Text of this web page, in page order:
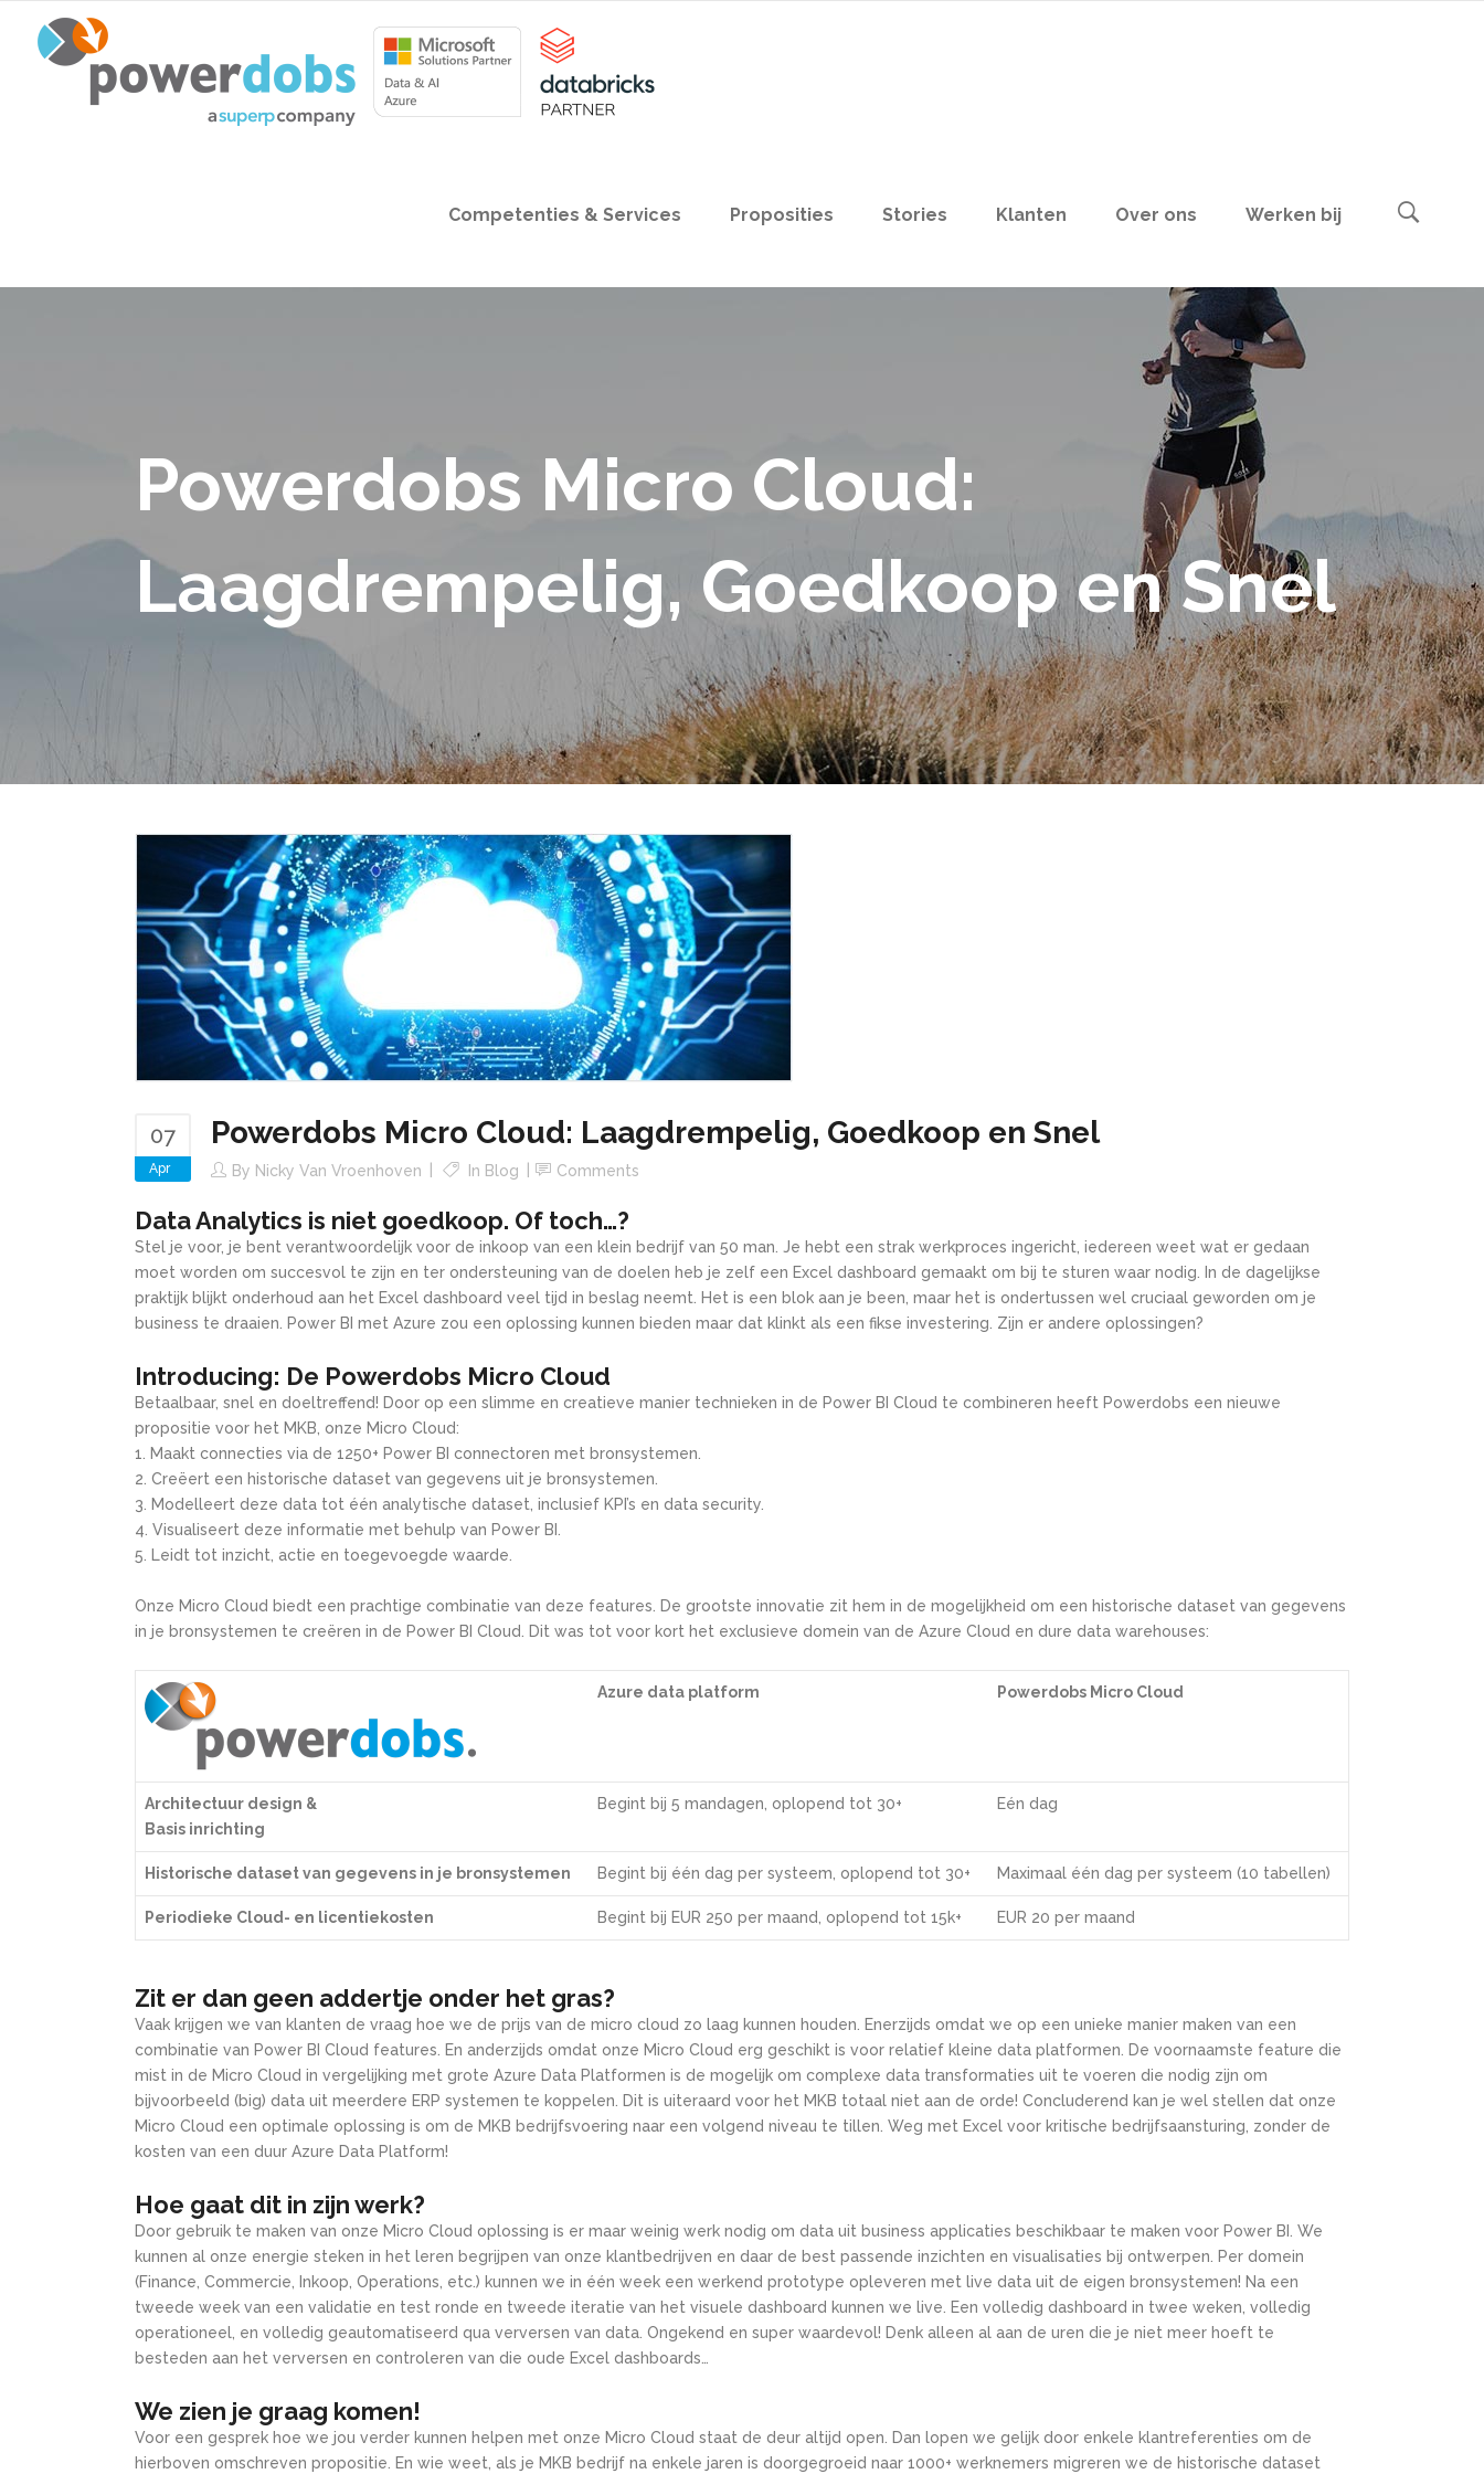
Competenties & Services Proposities Stories Klanten Over ons Werken bij
Powerdobs Micro Cloud:
Laagdrempelig, Goedkoop en Snel
07
Apr
Powerdobs Micro Cloud: Laagdrempelig, Goedkoop en Snel
By Nicky Van Vroenhoven In Blog Comments
Data Analytics is niet goedkoop. Of toch…?
Stel je voor, je bent verantwoordelijk voor de inkoop van een klein bedrijf van 50 man. Je hebt een strak werkproces ingericht, iedereen weet wat er gedaan
moet worden om succesvol te zijn en ter ondersteuning van de doelen heb je zelf een Excel dashboard gemaakt om bij te sturen waar nodig. In de dagelijkse
praktijk blijkt onderhoud aan het Excel dashboard veel tijd in beslag neemt. Het is een blok aan je been, maar het is ondertussen wel cruciaal geworden om je
business te draaien. Power BI met Azure zou een oplossing kunnen bieden maar dat klinkt als een fikse investering. Zijn er andere oplossingen?
Introducing: De Powerdobs Micro Cloud
Betaalbaar, snel en doeltreffend! Door op een slimme en creatieve manier technieken in de Power BI Cloud te combineren heeft Powerdobs een nieuwe
propositie voor het MKB, onze Micro Cloud:
Maakt connecties via de 1250+ Power BI connectoren met bronsystemen.
Creëert een historische dataset van gegevens uit je bronsystemen.
Modelleert deze data tot één analytische dataset, inclusief KPI’s en data security.
Visualiseert deze informatie met behulp van Power BI.
Leidt tot inzicht, actie en toegevoegde waarde.
Onze Micro Cloud biedt een prachtige combinatie van deze features. De grootste innovatie zit hem in de mogelijkheid om een historische dataset van gegevens
in je bronsystemen te creëren in de Power BI Cloud. Dit was tot voor kort het exclusieve domein van de Azure Cloud en dure data warehouses:
Azure data platform Powerdobs Micro Cloud
Architectuur design &
Basis inrichting
Begint bij 5 mandagen, oplopend tot 30+ Eén dag
Historische dataset van gegevens in je bronsystemen Begint bij één dag per systeem, oplopend tot 30+ Maximaal één dag per systeem (10 tabellen)
Periodieke Cloud- en licentiekosten Begint bij EUR 250 per maand, oplopend tot 15k+ EUR 20 per maand
Zit er dan geen addertje onder het gras?
Vaak krijgen we van klanten de vraag hoe we de prijs van de micro cloud zo laag kunnen houden. Enerzijds omdat we op een unieke manier maken van een
combinatie van Power BI Cloud features. En anderzijds omdat onze Micro Cloud erg geschikt is voor relatief kleine data platformen. De voornaamste feature die
mist in de Micro Cloud in vergelijking met grote Azure Data Platformen is de mogelijk om complexe data transformaties uit te voeren die nodig zijn om
bijvoorbeeld (big) data uit meerdere ERP systemen te koppelen. Dit is uiteraard voor het MKB totaal niet aan de orde! Concluderend kan je wel stellen dat onze
Micro Cloud een optimale oplossing is om de MKB bedrijfsvoering naar een volgend niveau te tillen. Weg met Excel voor kritische bedrijfsaansturing, zonder de
kosten van een duur Azure Data Platform!
Hoe gaat dit in zijn werk?
Door gebruik te maken van onze Micro Cloud oplossing is er maar weinig werk nodig om data uit business applicaties beschikbaar te maken voor Power BI. We
kunnen al onze energie steken in het leren begrijpen van onze klantbedrijven en daar de best passende inzichten en visualisaties bij ontwerpen. Per domein
(Finance, Commercie, Inkoop, Operations, etc.) kunnen we in één week een werkend prototype opleveren met live data uit de eigen bronsystemen! Na een
tweede week van een validatie en test ronde en tweede iteratie van het visuele dashboard kunnen we live. Een volledig dashboard in twee weken, volledig
operationeel, en volledig geautomatiseerd qua verversen van data. Ongekend en super waardevol! Denk alleen al aan de uren die je niet meer hoeft te
besteden aan het verversen en controleren van die oude Excel dashboards…
We zien je graag komen!
Voor een gesprek hoe we jou verder kunnen helpen met onze Micro Cloud staat de deur altijd open. Dan lopen we gelijk door enkele klantreferenties om de
hierboven omschreven propositie. En wie weet, als je MKB bedrijf na enkele jaren is doorgegroeid naar 1000+ werknemers migreren we de historische dataset